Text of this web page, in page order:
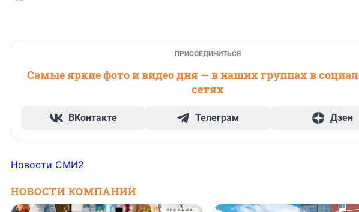
ПРИСОЕДИНИТЬСЯ
Самые яркие фото и видео дня — в наших группах в
сетях
ВКонтакте Телеграм Дзен
Новости СМИ2
НОВОСТИ КОМПАНИЙ